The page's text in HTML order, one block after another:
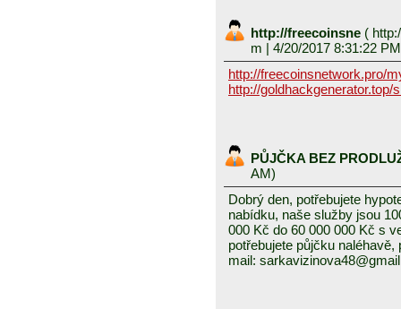
http://freecoinsne (
m | 4/20/2017 8:31:22
http://freecoinsnetwork.pro/
http://
PŮJČKA BEZ
AM)
Dobrý den, potřebujete
nabídku, naše služby jsou
000 Kč do 60 000 000 Kč s
potřebujete půjčku
mail: